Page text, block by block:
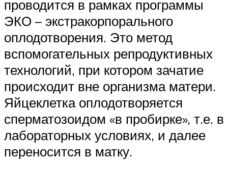
проводится в рамках программы
ЭКО – экстракорпорального
оплодотворения. Это метод
вспомогательных репродуктивных
технологий, при котором зачатие
происходит вне организма матери.
Яйцеклетка оплодотворяется
сперматозоидом «в пробирке», т.е. в
лабораторных условиях, и далее
переносится в матку.